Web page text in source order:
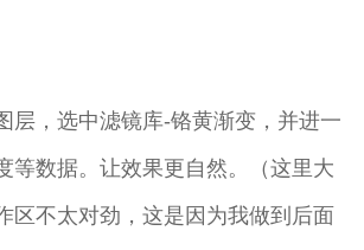
层，选中滤镜库-铬黄渐变，并进一
等数据。让效果更自然。（这里大
区不太对劲，这是因为我做到后面